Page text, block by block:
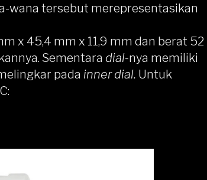
wana tersebut merepresentasikan
x 45,4 mm x 11,9 mm dan berat 52
Sementara dial-nya memiliki
pada inner dial. Untuk